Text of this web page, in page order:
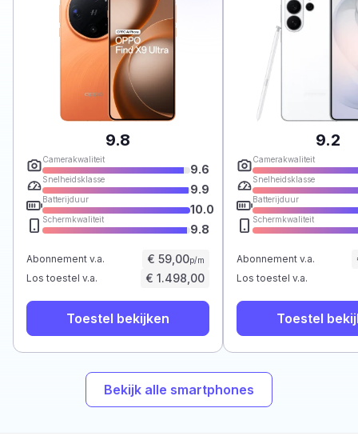
9.8
Camerakwaliteit
9.6
Snelheidsklasse
9.9
Batterijduur
10.0
Schermkwaliteit
9.8
Abonnement v.a. € 59,00p/m
Los toestel v.a. € 1.498,00
Toestel bekijken
9.2
Camerakwaliteit
Snelheidsklasse
Batterijduur
Schermkwaliteit
Abonnement v.a.
Los toestel v.a.
Toestel
Bekijk alle smartphones